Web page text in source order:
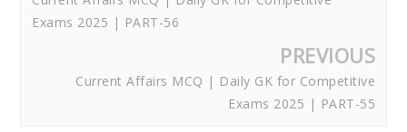
Exams 2025 | PART-56
PREVIOUS
Current Affairs MCQ | Daily GK for Competitive
Exams 2025 | PART-55